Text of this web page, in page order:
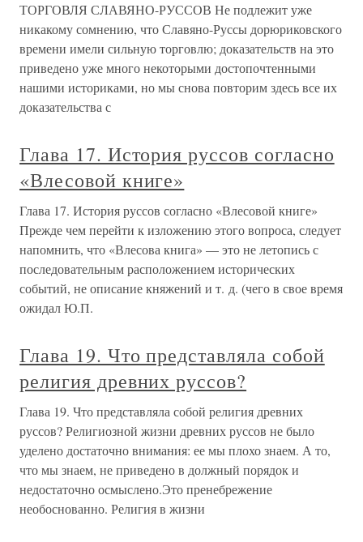
ТОРГОВЛЯ СЛАВЯНО-РУССОВ Не подлежит уже
никакому сомнению, что Славяно-Руссы дорюриковского
времени имели сильную торговлю; доказательств на это
приведено уже много некоторыми достопочтенными
нашими историками, но мы снова повторим здесь все их
доказательства с
Глава 17. История руссов согласно
«Влесовой книге»
Глава 17. История руссов согласно «Влесовой книге»
Прежде чем перейти к изложению этого вопроса, следует
напомнить, что «Влесова книга» — это не летопись с
последовательным расположением исторических
событий, не описание княжений и т. д. (чего в свое время
ожидал Ю.П.
Глава 19. Что представляла собой
религия древних руссов?
Глава 19. Что представляла собой религия древних
руссов? Религиозной жизни древних руссов не было
уделено достаточно внимания: ее мы плохо знаем. А то,
что мы знаем, не приведено в должный порядок и
недостаточно осмыслено.Это пренебрежение
необоснованно. Религия в жизни